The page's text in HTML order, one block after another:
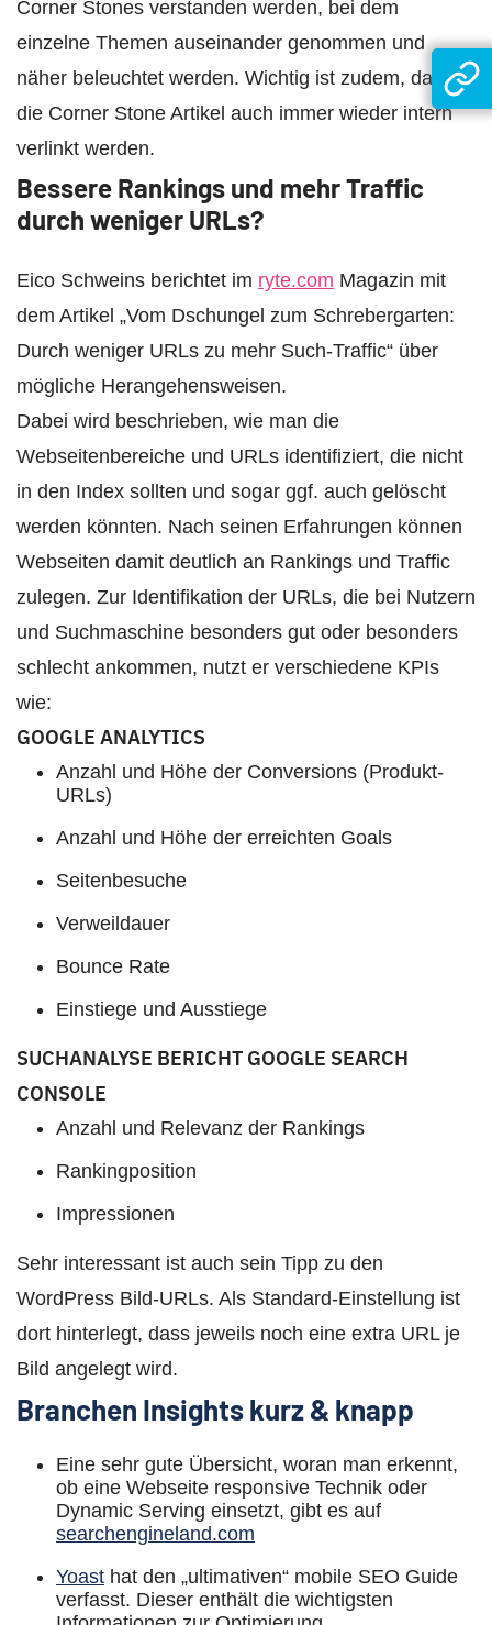
Corner Stones verstanden werden, bei dem
einzelne Themen auseinander genommen und
näher beleuchtet werden. Wichtig ist zudem, dass
die Corner Stone Artikel auch immer wieder intern
verlinkt werden.
Bessere Rankings und mehr Traffic
durch weniger URLs?
Eico Schweins berichtet im ryte.com Magazin mit
dem Artikel „Vom Dschungel zum Schrebergarten:
Durch weniger URLs zu mehr Such-Traffic“ über
mögliche Herangehensweisen.
Dabei wird beschrieben, wie man die
Webseitenbereiche und URLs identifiziert, die nicht
in den Index sollten und sogar ggf. auch gelöscht
werden könnten. Nach seinen Erfahrungen können
Webseiten damit deutlich an Rankings und Traffic
zulegen. Zur Identifikation der URLs, die bei Nutzern
und Suchmaschine besonders gut oder besonders
schlecht ankommen, nutzt er verschiedene KPIs
wie:
GOOGLE ANALYTICS
Anzahl und Höhe der Conversions (Produkt-
URLs)
Anzahl und Höhe der erreichten Goals
Seitenbesuche
Verweildauer
Bounce Rate
Einstiege und Ausstiege
SUCHANALYSE BERICHT GOOGLE SEARCH
CONSOLE
Anzahl und Relevanz der Rankings
Rankingposition
Impressionen
Sehr interessant ist auch sein Tipp zu den
WordPress Bild-URLs. Als Standard-Einstellung ist
dort hinterlegt, dass jeweils noch eine extra URL je
Bild angelegt wird.
Branchen Insights kurz & knapp
Eine sehr gute Übersicht, woran man erkennt,
ob eine Webseite responsive Technik oder
Dynamic Serving einsetzt, gibt es auf
searchengineland.com
Yoast hat den „ultimativen“ mobile SEO Guide
verfasst. Dieser enthält die wichtigsten